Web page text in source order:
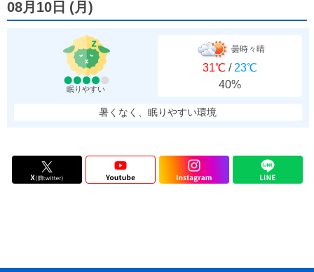
08月10日 (月 )
眠りやすい
曇時々晴
31℃ / 23℃
40%
暑くなく、眠りやすい環境